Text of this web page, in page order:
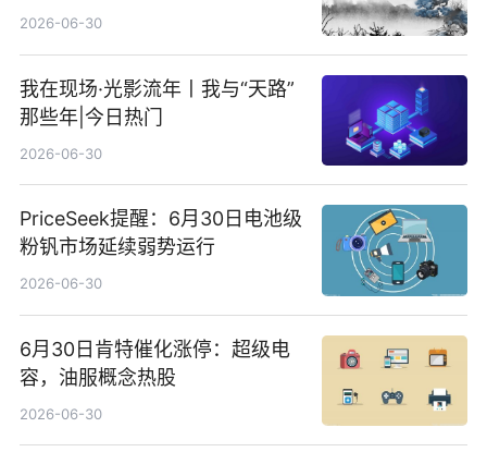
2026-06-30
我在现场·光影流年丨我与“天路”
那些年|今日热门
2026-06-30
PriceSeek提醒：6月30日电池级
粉钒市场延续弱势运行
2026-06-30
6月30日肯特催化涨停：超级电
容，油服概念热股
2026-06-30